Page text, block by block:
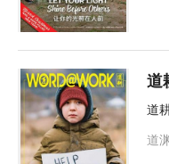
道
道
道